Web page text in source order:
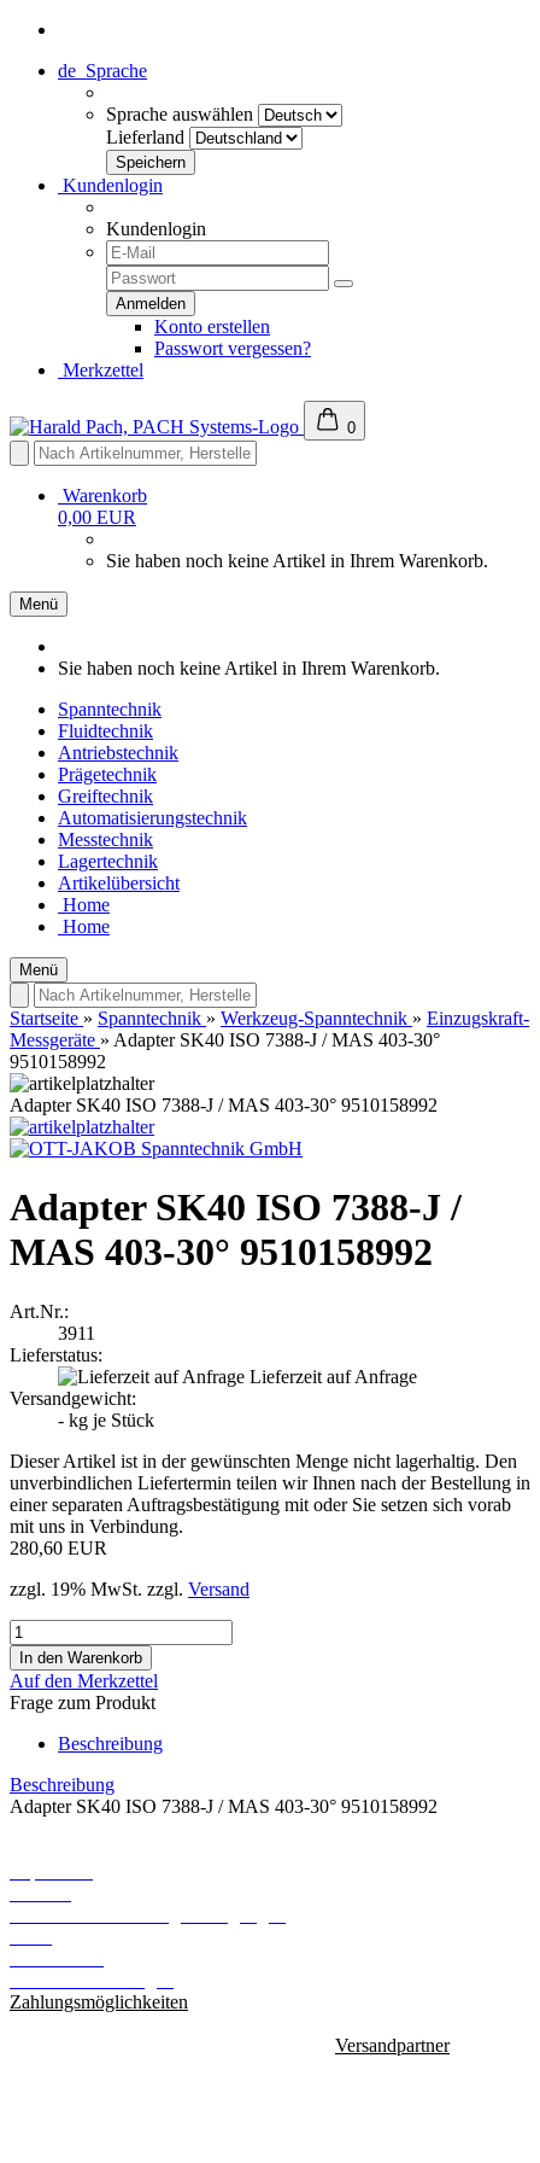
de Sprache
Sprache auswählen
Lieferland
Kundenlogin
Kundenlogin
Konto erstellen
Passwort vergessen?
Merkzettel
0
Warenkorb
0,00 EUR
Sie haben noch keine Artikel in Ihrem Warenkorb.
Menü
Sie haben noch keine Artikel in Ihrem Warenkorb.
Spanntechnik
Fluidtechnik
Antriebstechnik
Prägetechnik
Greiftechnik
Automatisierungstechnik
Messtechnik
Lagertechnik
Artikelübersicht
Home
Home
Menü
Startseite » Spanntechnik » Werkzeug-Spanntechnik » Einzugskraft-
Messgeräte » Adapter SK40 ISO 7388-J / MAS 403-30°
9510158992
Adapter SK40 ISO 7388-J / MAS 403-30° 9510158992
Adapter SK40 ISO 7388-J /
MAS 403-30° 9510158992
Art.Nr.:
3911
Lieferstatus:
Lieferzeit auf Anfrage
Versandgewicht:
- kg je Stück
Dieser Artikel ist in der gewünschten Menge nicht lagerhaltig. Den
unverbindlichen Liefertermin teilen wir Ihnen nach der Bestellung in
einer separaten Auftragsbestätigung mit oder Sie setzen sich vorab
mit uns in Verbindung.
280,60 EUR
zzgl. 19% MwSt. zzgl. Versand
Auf den Merkzettel
Frage zum Produkt
Beschreibung
Beschreibung
Adapter SK40 ISO 7388-J / MAS 403-30° 9510158992
Zahlungsmöglichkeiten
Versandpartner